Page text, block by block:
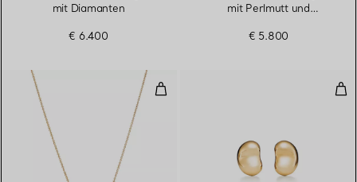
mit Diamanten
€ 6.400
mit Perlmutt und
€ 5.800
Bean Design Anhänger in